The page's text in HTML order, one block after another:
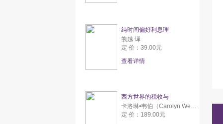
纯时间偏好利息理
熊越 译
定 价：39.00元
查看详情
西方世界的税收与
卡洛琳•韦伯（Carolyn Webber） 亚伦•威尔达夫斯基（Aaron Wildavsky）
定 价：189.00元